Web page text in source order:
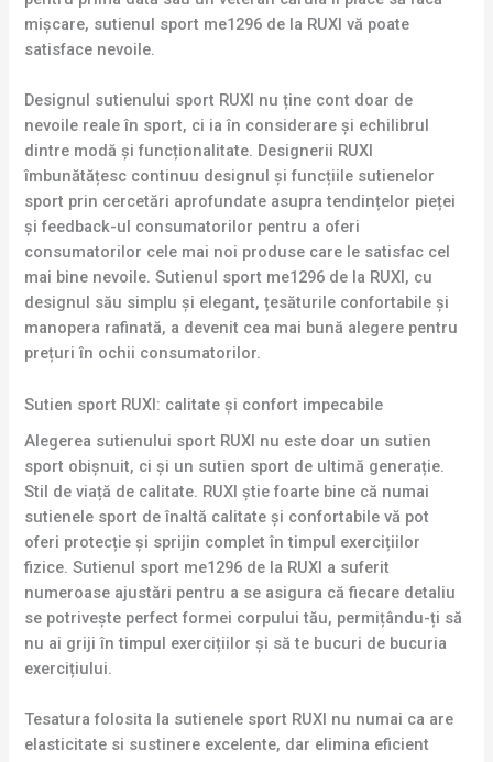
mișcare, sutienul sport me1296 de la RUXI vă poate
satisface nevoile.
Designul sutienului sport RUXI nu ține cont doar de
nevoile reale în sport, ci ia în considerare și echilibrul
dintre modă și funcționalitate. Designerii RUXI
îmbunătățesc continuu designul și funcțiile sutienelor
sport prin cercetări aprofundate asupra tendințelor pieței
și feedback-ul consumatorilor pentru a oferi
consumatorilor cele mai noi produse care le satisfac cel
mai bine nevoile. Sutienul sport me1296 de la RUXI, cu
designul său simplu și elegant, țesăturile confortabile și
manopera rafinată, a devenit cea mai bună alegere pentru
prețuri în ochii consumatorilor.
Sutien sport RUXI: calitate și confort impecabile
Alegerea sutienului sport RUXI nu este doar un sutien
sport obișnuit, ci și un sutien sport de ultimă generație.
Stil de viață de calitate. RUXI știe foarte bine că numai
sutienele sport de înaltă calitate și confortabile vă pot
oferi protecție și sprijin complet în timpul exercițiilor
fizice. Sutienul sport me1296 de la RUXI a suferit
numeroase ajustări pentru a se asigura că fiecare detaliu
se potrivește perfect formei corpului tău, permițându-ți să
nu ai griji în timpul exercițiilor și să te bucuri de bucuria
exercițiului.
Tesatura folosita la sutienele sport RUXI nu numai ca are
elasticitate si sustinere excelente, dar elimina eficient